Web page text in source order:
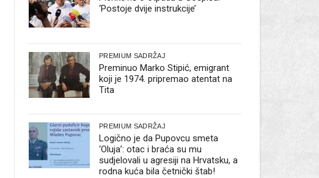
‘Postoje dvije instrukcije’
PREMIUM SADRŽAJ
Preminuo Marko Stipić, emigrant
koji je 1974. pripremao atentat na
Tita
PREMIUM SADRŽAJ
Logično je da Pupovcu smeta
‘Oluja’: otac i braća su mu
sudjelovali u agresiji na Hrvatsku, a
rodna kuća bila četnički štab!